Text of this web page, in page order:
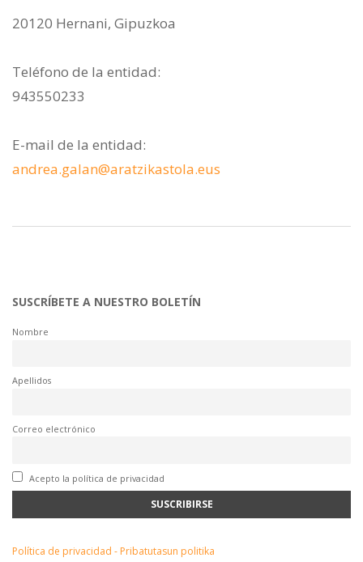
20120 Hernani, Gipuzkoa
Teléfono de la entidad:
943550233
E-mail de la entidad:
andrea.galan@aratzikastola.eus
SUSCRÍBETE A NUESTRO BOLETÍN
Nombre
Apellidos
Correo electrónico
Acepto la política de privacidad
Política de privacidad - Pribatutasun politika